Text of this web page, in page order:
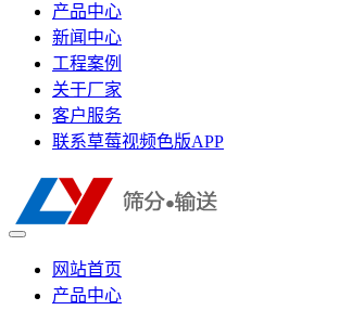
产品中心
新闻中心
工程案例
关于厂家
客户服务
联系草莓视频色版APP
网站首页
产品中心